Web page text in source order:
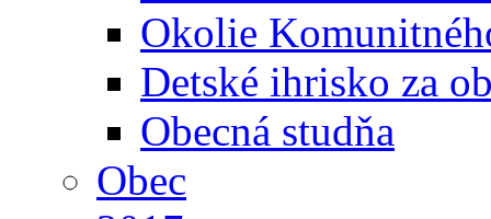
Okolie
Detské ihrisko za
Obecná studňa
Obec